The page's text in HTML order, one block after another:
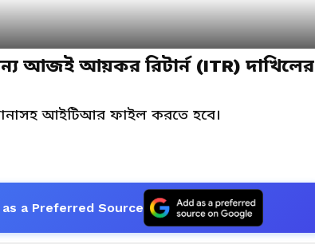
আজই আয়কর রিটার্ন (ITR) দাখিলের
আইটিআর ফাইল করতে হবে।
a Preferred Source